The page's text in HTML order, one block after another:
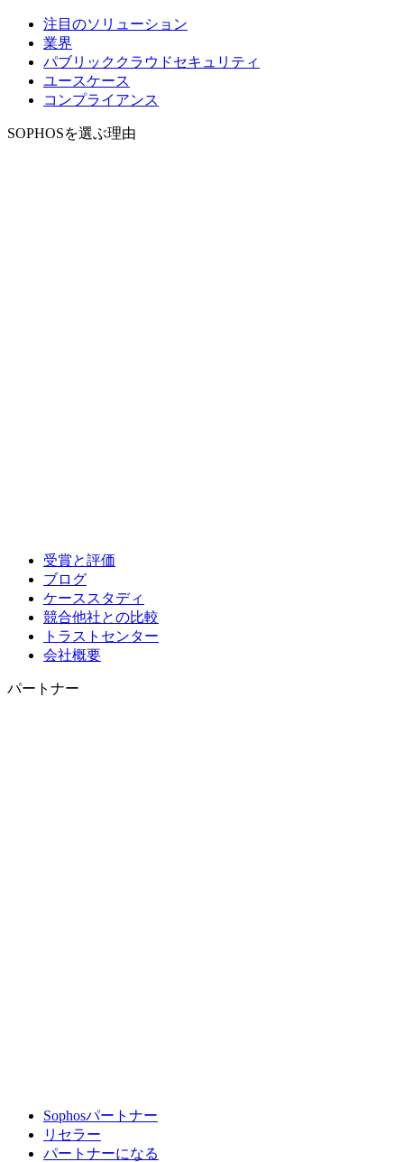
注目のソリューション
業界
パブリッククラウドセキュリティ
ユースケース
コンプライアンス
SOPHOSを選ぶ理由
受賞と評価
ブログ
ケーススタディ
競合他社との比較
トラストセンター
会社概要
パートナー
Sophosパートナー
リセラー
パートナーになる